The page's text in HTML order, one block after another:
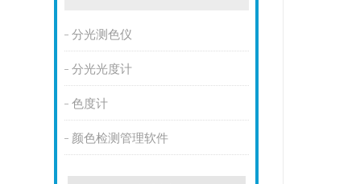
分光测色仪
分光光度计
色度计
颜色检测管理软件